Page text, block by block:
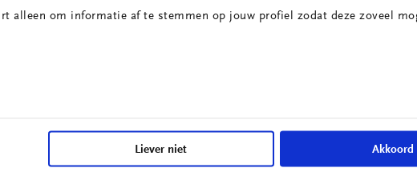
alleen om informatie af te stemmen op jouw profiel zodat deze zoveel
Liever niet Akkoord
Portiersloge
& Engineering